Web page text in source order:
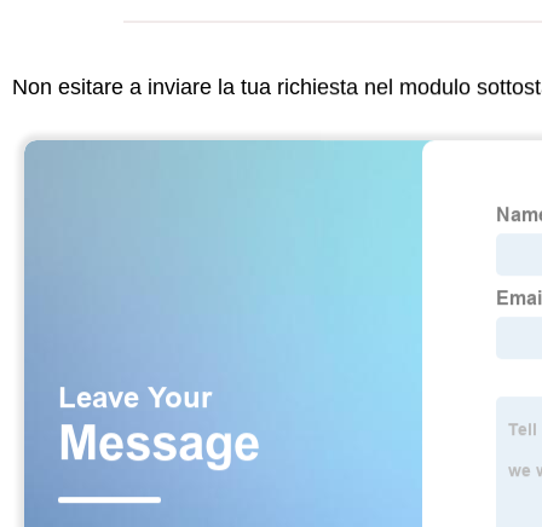
Non esitare a inviare la tua richiesta nel modulo